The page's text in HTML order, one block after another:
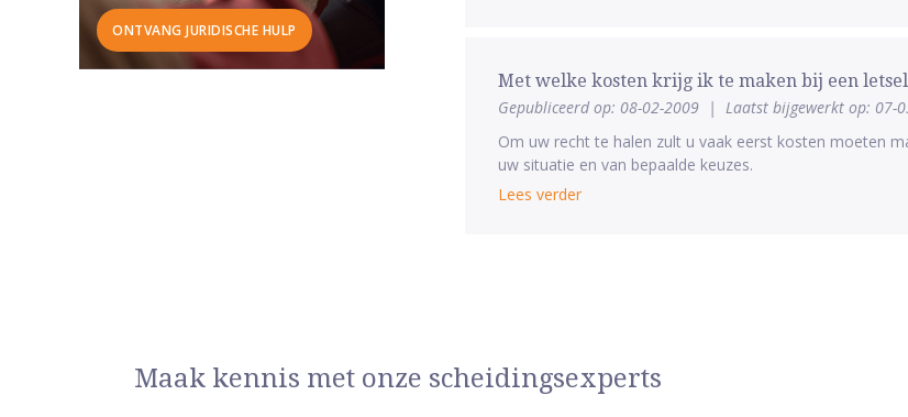
Met welke kosten krijg ik te maken bij een
Gepubliceerd op: 08-02-2009 | Laatst bijgewerkt op: 07-
Om uw recht te halen zult u vaak eerst kosten moeten
uw situatie en van bepaalde keuzes.
Lees verder
ONTVANG JURIDISCHE HULP
Maak kennis met onze scheidingsexperts